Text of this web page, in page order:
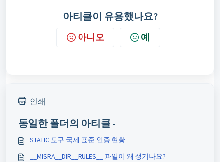
아티클이 유용했나요?
아니오 예
인쇄
동일한 폴더의 아티클 -
STATIC 도구 국제 표준 인증 현황
__MISRA__DIR__RULES__ 파일이 왜 생기나요?